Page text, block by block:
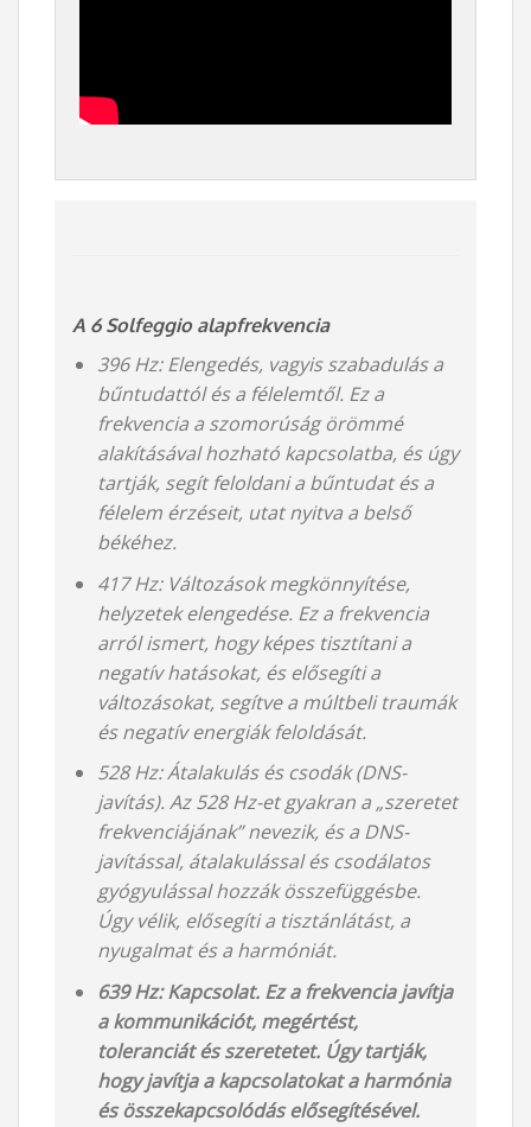
A 6 Solfeggio alapfrekvencia
396 Hz: Elengedés, vagyis szabadulás a
bűntudattól és a félelemtől. Ez a
frekvencia a szomorúság örömmé
alakításával hozható kapcsolatba, és úgy
tartják, segít feloldani a bűntudat és a
félelem érzéseit, utat nyitva a belső
békéhez.
417 Hz: Változások megkönnyítése,
helyzetek elengedése. Ez a frekvencia
arról ismert, hogy képes tisztítani a
negatív hatásokat, és elősegíti a
változásokat, segítve a múltbeli traumák
és negatív energiák feloldását.
528 Hz: Átalakulás és csodák (DNS-
javítás). Az 528 Hz-et gyakran a „szeretet
frekvenciájának” nevezik, és a DNS-
javítással, átalakulással és csodálatos
gyógyulással hozzák összefüggésbe.
Úgy vélik, elősegíti a tisztánlátást, a
nyugalmat és a harmóniát.
639 Hz: Kapcsolat. Ez a frekvencia javítja
a kommunikációt, megértést,
toleranciát és szeretetet. Úgy tartják,
hogy javítja a kapcsolatokat a harmónia
és összekapcsolódás elősegítésével.